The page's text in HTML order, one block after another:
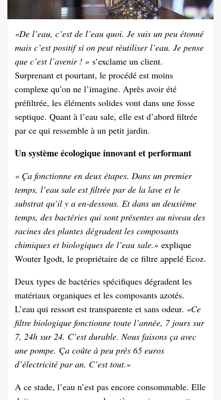
«De l’eau, c’est de l’eau quoi. Je suis un peu étonné
mais c’est positif si on peut réutiliser l’eau. Je pense
que c’est l’avenir ! » s’exclame un client.
Surprenant et pourtant, le procédé est moins
complexe qu’on ne l’imagine. Après avoir été
préfiltrée, les éléments solides vont dans une fosse
septique. Quant à l’eau sale, elle est d’abord filtrée
par ce qui ressemble à un petit jardin.
Un système écologique innovant et performant
« Ça fonctionne en deux étapes. Dans un premier
temps, l’eau sale est filtrée par de la lave et le
substrat qu’il y a en-dessous. Et dans un deuxième
temps, des bactéries qui sont présentes au niveau des
racines des plantes dégradent les composants
chimiques et biologiques de l’eau sale.» explique
Wouter Igodt, le propriétaire de ce filtre appelé Ecoz.
Deux types de bactéries spécifiques dégradent les
matériaux organiques et les composants azotés.
L’eau qui ressort est transparente et sans odeur. «Ce
filtre biologique fonctionne toute l’année, 7 jours sur
7, 24h sur 24. C’est durable. Nous faisons ça avec
une pompe. Ça coûte à peu près 65 euros
d’électricité par an. C’est tout.»
A ce stade, l’eau n’est pas encore consommable. Elle